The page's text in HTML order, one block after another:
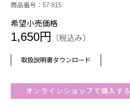
商品番号：57-815
希望小売価格
1,650円 （税込み）
取扱説明書ダウンロード
オンラインショップで購入する